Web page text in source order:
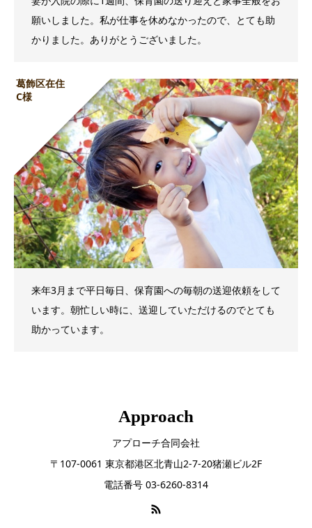
願いしました。私が仕事を休めなかったので、とても助
かりました。ありがとうございました。
葛飾区在住
C様
来年3月まで平日毎日、保育園への毎朝の送迎依頼をして
います。朝忙しい時に、送迎していただけるのでとても
助かっています。
Approach
アプローチ合同会社
〒107-0061 東京都港区北青山2-7-20猪瀬ビル2F
電話番号 03-6260-8314